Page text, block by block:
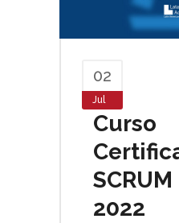
02
Jul
Curso
2022